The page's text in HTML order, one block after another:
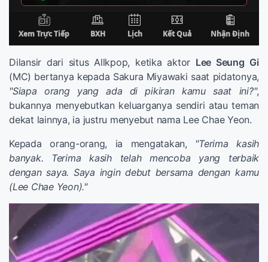
Dilansir dari situs Allkpop, ketika aktor Lee Seung Gi
(MC) bertanya kepada Sakura Miyawaki saat pidatonya,
"Siapa orang yang ada di pikiran kamu saat ini?",
bukannya menyebutkan keluarganya sendiri atau teman
dekat lainnya, ia justru menyebut nama Lee Chae Yeon.
Kepada orang-orang, ia mengatakan, "Terima kasih
banyak. Terima kasih telah mencoba yang terbaik
dengan saya. Saya ingin debut bersama dengan kamu
(Lee Chae Yeon)."